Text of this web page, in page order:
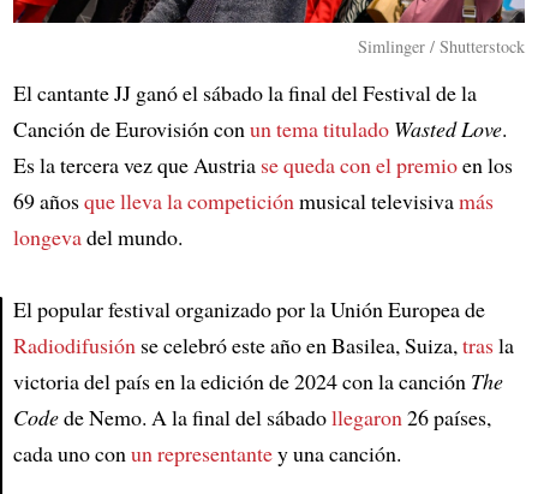
Simlinger / Shutterstock
El cantante JJ ganó el sábado la final del Festival de la
Canción de Eurovisión con un tema titulado Wasted Love.
Es la tercera vez que Austria se queda con el premioen los
69 añosque lleva la competición musical televisivamás
longevadel mundo.
El popular festival organizado por la Unión Europea de
Radiodifusión se celebró este año en Basilea, Suiza, trasla
victoria del país en la edición de 2024 con la canción The
Codede Nemo. A la final del sábadollegaron 26 países,
cada uno con un representantey una canción.